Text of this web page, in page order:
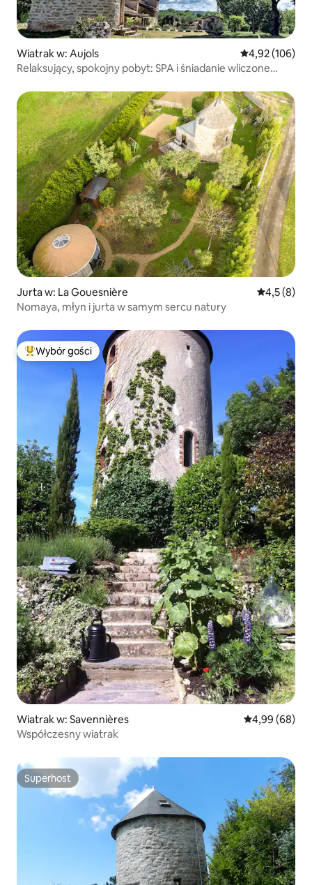
Wiatrak w: Aujols Średnia
4,92 (106)
Relaksujący, spokojny pobyt: SPA i śniadanie wliczone
Jurta w: La Gouesnière Średnia
4,5 (8)
Nomaya, młyn i jurta w samym sercu natury
Najpopularniejsze z kategorii Wybór gości
Wybór gości
Wiatrak w: Savennières Średnia
4,99 (68)
Współczesny wiatrak
Superhost
Superhost